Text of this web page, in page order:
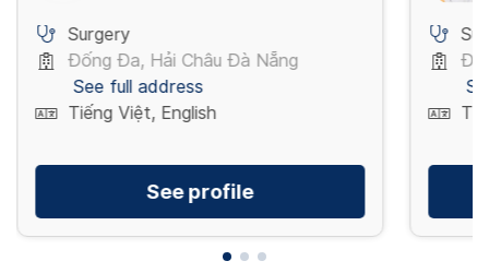
Surgery
Đống Đa, Hải Châu Đà Nẵng
See full address
Tiếng Việt, English
See profile